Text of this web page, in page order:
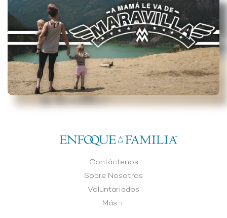
Contáctenos
Sobre Nosotros
Voluntariados
Más +